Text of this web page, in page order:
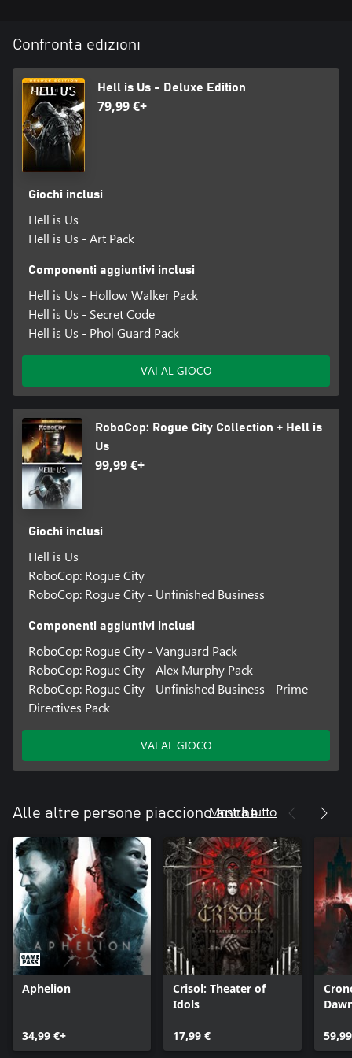
''Hell is Us è incentrato sul concetto della violenza umana come
un ciclo perpetuo alimentato dalle nostre emozioni e dalle nostre
passioni.'' – Jonathan Jacques-Belletête, direttore creativo
Confronta edizioni
Hell is Us - Deluxe Edition
79,99 €+
Giochi inclusi
Hell is Us
Hell is Us - Art Pack
Componenti aggiuntivi inclusi
Hell is Us - Hollow Walker Pack
Hell is Us - Secret Code
Hell is Us - Phol Guard Pack
VAI AL GIOCO
RoboCop: Rogue City Collection + Hell is
Us
99,99 €+
Giochi inclusi
Hell is Us
RoboCop: Rogue City
RoboCop: Rogue City - Unfinished Business
Componenti aggiuntivi inclusi
RoboCop: Rogue City - Vanguard Pack
RoboCop: Rogue City - Alex Murphy Pack
RoboCop: Rogue City - Unfinished Business - Prime
Directives Pack
VAI AL GIOCO
Alle altre persone piacciono anche
Mostra tutto
Aphelion
34,99 €+
Crisol: Theater of
Idols
17,99 €